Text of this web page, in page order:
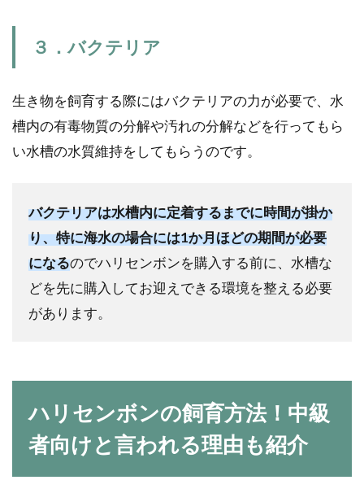
３．バクテリア
生き物を飼育する際にはバクテリアの力が必要で、水
槽内の有毒物質の分解や汚れの分解などを行ってもら
い水槽の水質維持をしてもらうのです。
バクテリアは水槽内に定着するまでに時間が掛か
り、特に海水の場合には1か月ほどの期間が必要
になるのでハリセンボンを購入する前に、水槽な
どを先に購入してお迎えできる環境を整える必要
があります。
ハリセンボンの飼育方法！中級
者向けと言われる理由も紹介